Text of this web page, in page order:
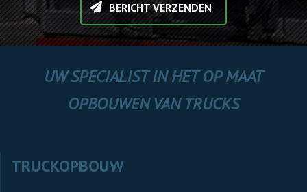
BERICHT VERZENDEN
UW SPECIALIST IN HET OP MAAT
OPBOUWEN VAN TRUCKS
TRUCKOPBOUW